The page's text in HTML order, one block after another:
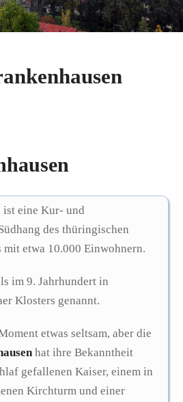
ist eine Kur- und
des thüringischen
etwa 10.000 Einwohnern.
im 9. Jahrhundert in
Klosters genannt.
etwas seltsam, aber die
hat ihre Bekanntheit
gefallenen Kaiser, einem in
Kirchturm und einer